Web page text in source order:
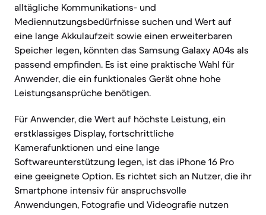
alltägliche Kommunikations- und
Mediennutzungsbedürfnisse suchen und Wert auf
eine lange Akkulaufzeit sowie einen erweiterbaren
Speicher legen, könnten das Samsung Galaxy A04s als
passend empfinden. Es ist eine praktische Wahl für
Anwender, die ein funktionales Gerät ohne hohe
Leistungsansprüche benötigen.
Für Anwender, die Wert auf höchste Leistung, ein
erstklassiges Display, fortschrittliche
Kamerafunktionen und eine lange
Softwareunterstützung legen, ist das iPhone 16 Pro
eine geeignete Option. Es richtet sich an Nutzer, die ihr
Smartphone intensiv für anspruchsvolle
Anwendungen, Fotografie und Videografie nutzen